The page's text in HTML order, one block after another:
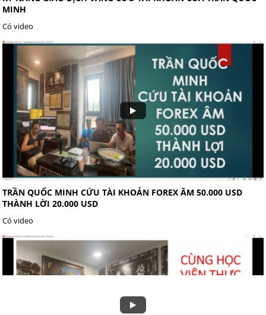
MINH
Có video
TRẦN QUỐC MINH CỨU TÀI KHOẢN FOREX ÂM 50.000 USD
THÀNH LỜI 20.000 USD
Có video